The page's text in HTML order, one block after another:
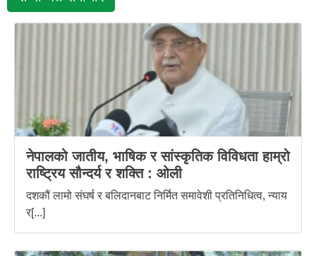
नेपालको जातीय, भाषिक र सांस्कृतिक विविधता हाम्रो
राष्ट्रिय सौन्दर्य र शक्ति : ‌ओली
दशकौं लामो संघर्ष र बलिदानबाट निर्मित समावेशी प्रतिनिधित्व, न्याय
र[...]